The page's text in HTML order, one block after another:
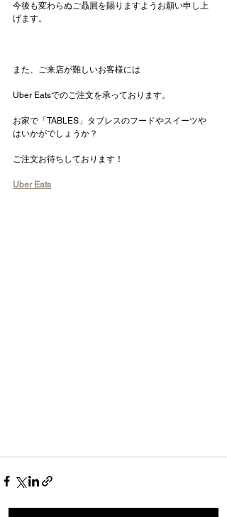
今後も変わらぬご贔屓を賜りますようお願い申し上
げます。
また、ご来店が難しいお客様には
Uber Eatsでのご注文を承っております。
お家で「TABLES」タブレスのフードやスイーツや
はいかがでしょうか？
ご注文お待ちしております！
Uber Eats